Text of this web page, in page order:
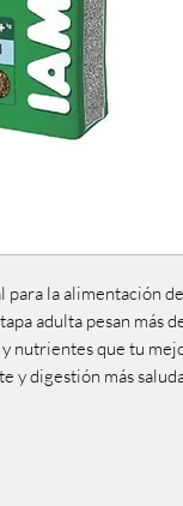
la alimentación
adulta pesan más
nutrientes que tu
y digestión más